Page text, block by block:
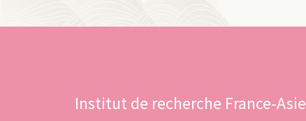
Institut de recherche France-Asie